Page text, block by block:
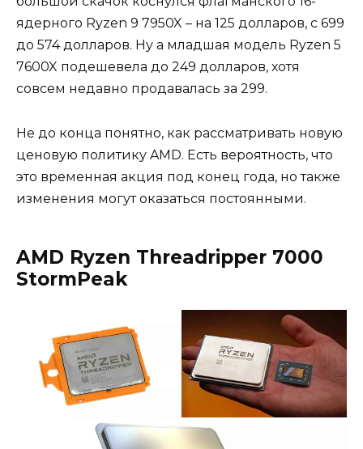
ядерного Ryzen 9 7950X – на 125 долларов, с 699
до 574 долларов. Ну а младшая модель Ryzen 5
7600X подешевела до 249 долларов, хотя
совсем недавно продавалась за 299.
Не до конца понятно, как рассматривать новую
ценовую политику AMD. Есть вероятность, что
это временная акция под конец года, но также
изменения могут оказаться постоянными.
AMD Ryzen Threadripper 7000
StormPeak